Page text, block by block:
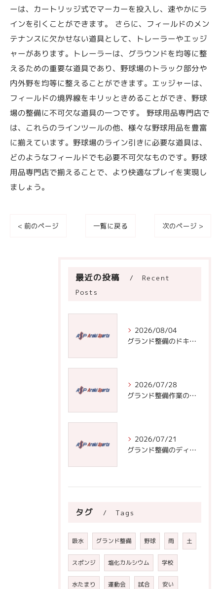
ーは、カートリッジ式でマーカーを投入し、速やかにラ
インを引くことができます。 さらに、フィールドのメン
テナンスに欠かせない道具として、トレーラーやエッジ
ャーがあります。トレーラーは、グラウンドを均等に整
えるための重要な道具であり、野球場のトラック部分や
内外野を均等に整えることができます。エッジャーは、
フィールドの境界線をキリッときめることができ、野球
場の整備に不可欠な道具の一つです。 野球用品専門店で
は、これらのラインツールの他、様々な野球用品を豊富
に揃えています。野球場のライン引きに必要な道具は、
どのようなフィールドでも必要不可欠なものです。野球
用品専門店で揃えることで、より快適なプレイを実現し
ましょう。
< 前のページ 一覧に戻る 次のページ >
最近の投稿
Recent
Posts
2026/08/04
グランド整備のドキュメントで学ぶ効率的な道具選びと実践手順
2026/07/28
グランド整備作業の基本と効率化のための道具選びと頻度管理術
2026/07/21
グランド整備のディスカッションで学ぶ安全なフィールド作りと正しい整備手順の極意
タグ Tags
吸水 グランド整備 野球 雨 土
スポンジ 塩化カルシウム 学校
水たまり 運動会 試合 安い